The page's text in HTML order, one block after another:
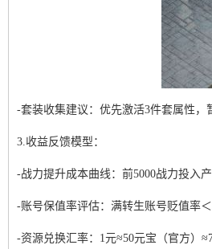
-套装收集建议：优先激活3件套属性，
3.收益反馈模型：
-战力提升成本曲线：前5000战力投入
-账号保值率评估：满转生账号贬值率＜
-资源兑换汇率：1元≈50元宝（官方）